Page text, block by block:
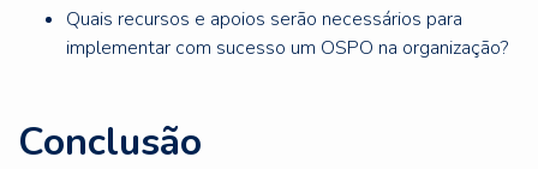
Quais recursos e apoios serão necessários para
implementar com sucesso um OSPO na organização?
Conclusão